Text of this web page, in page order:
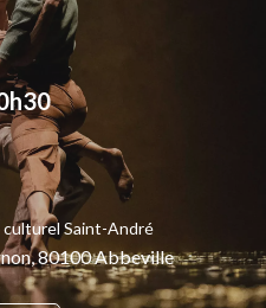
culturel Saint-André
80100 Abbeville